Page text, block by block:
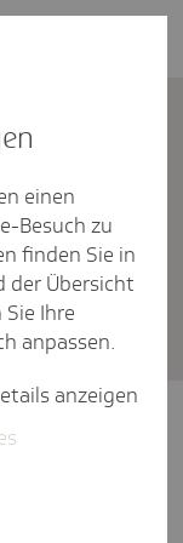
Renten­
-freiheit
von
entlohnte
sie durch
einen
Besuch zu
finden Sie in
der Übersicht
Ihre
anpassen.
anzeigen